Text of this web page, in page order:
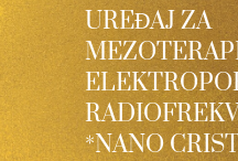
UREĐAJ ZA
*NANO